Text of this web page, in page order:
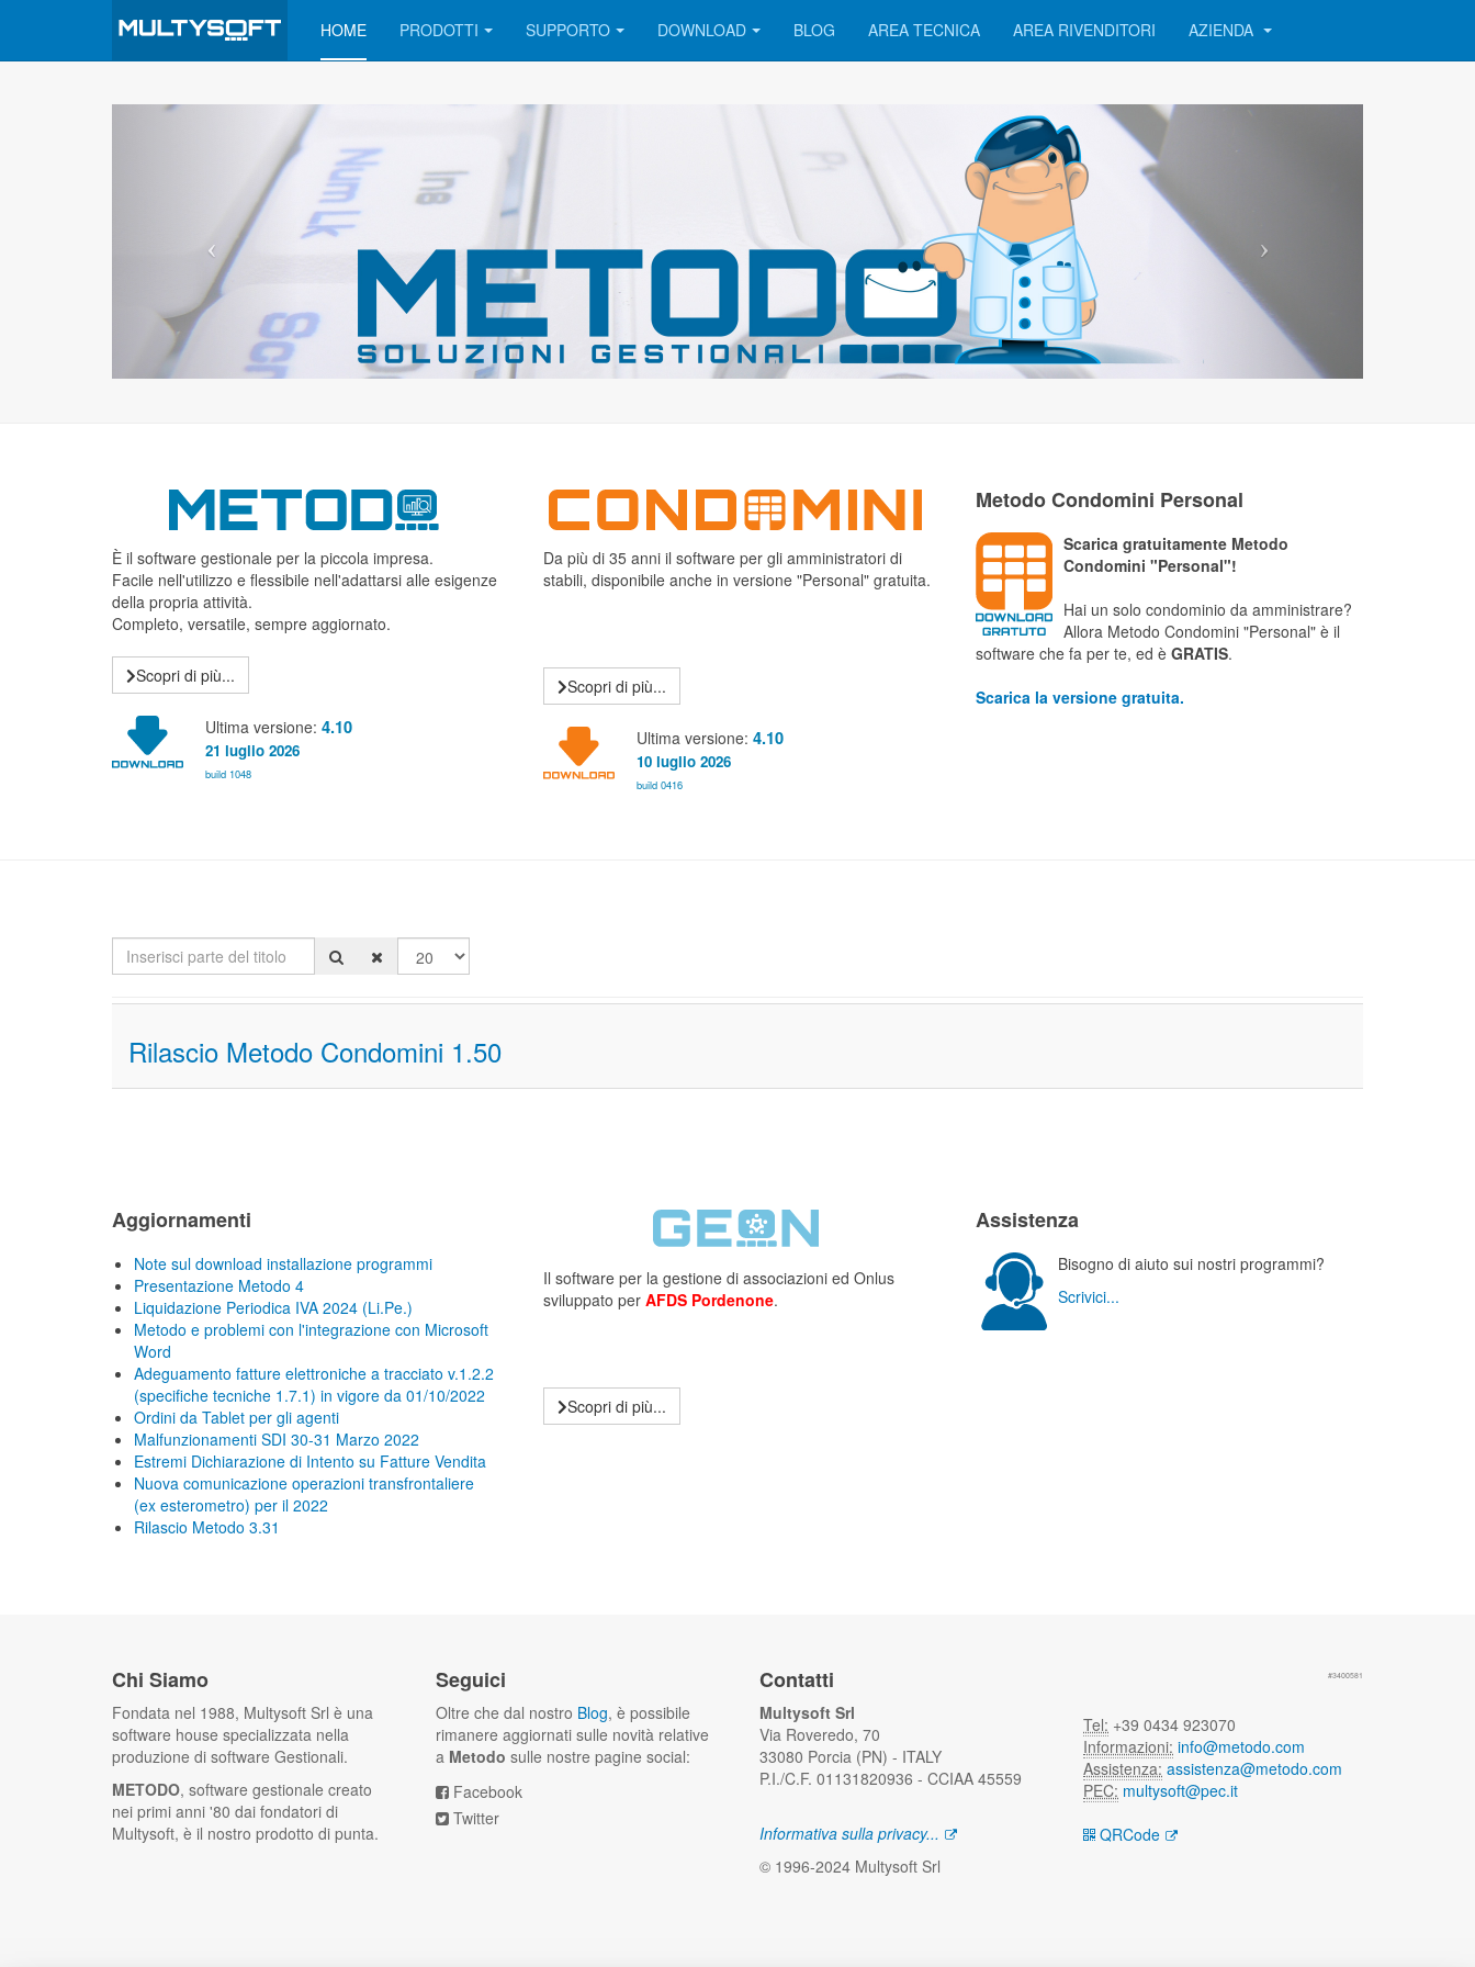
HOME PRODOTTI SUPPORTO DOWNLOAD BLOG AREA TECNICA AREA RIVENDITORI AZIENDA
È il software gestionale per la piccola impresa.
Facile nell'utilizzo e flessibile nell'adattarsi alle esigenze
della propria attività.
Completo, versatile, sempre aggiornato.
Scopri di più...
Ultima versione: 4.10
21 luglio 2026
build 1048
Da più di 35 anni il software per gli amministratori di
stabili, disponibile anche in versione "Personal" gratuita.
Scopri di più...
Ultima versione:4.10
10 luglio 2026
build 0416
Metodo Condomini Personal
Scarica gratuitamente Metodo
Condomini "Personal"!
Hai un solo condominio da amministrare?
Allora Metodo Condomini "Personal" è il
software che fa per te, ed è GRATIS.
Scarica la versione gratuita.
Inserisci parte del titolo Visualizza #
Rilascio Metodo Condomini 1.50
Aggiornamenti
Note sul download installazione programmi
Presentazione Metodo 4
Liquidazione Periodica IVA 2024 (Li.Pe.)
Metodo e problemi con l'integrazione con Microsoft
Word
Adeguamento fatture elettroniche a tracciato v.1.2.2
(specifiche tecniche 1.7.1) in vigore da 01/10/2022
Ordini da Tablet per gli agenti
Malfunzionamenti SDI 30-31 Marzo 2022
Estremi Dichiarazione di Intento su Fatture Vendita
Nuova comunicazione operazioni transfrontaliere
(ex esterometro) per il 2022
Rilascio Metodo 3.31
Il software per la gestione di associazioni ed Onlus
sviluppato perAFDS Pordenone.
Scopri di più...
Assistenza
Bisogno di aiuto sui nostri programmi?
Scrivici...
Chi Siamo
Fondata nel 1988, Multysoft Srl è una
software house specializzata nella
produzione di software Gestionali.
METODO, software gestionale creato
nei primi anni '80 dai fondatori di
Multysoft, è il nostro prodotto di punta.
Seguici
Oltre che dal nostro Blog, è possibile
rimanere aggiornati sulle novità relative
a Metodo sulle nostre pagine social:
Facebook
Twitter
Contatti
Multysoft Srl
Via Roveredo, 70
33080 Porcia (PN) - ITALY
P.I./C.F. 01131820936 - CCIAA 45559
Informativa sulla privacy...
© 1996-2024 Multysoft Srl
#3400581
Tel: +39 0434 923070
Informazioni: info@metodo.com
Assistenza: assistenza@metodo.com
PEC: multysoft@pec.it
QRCode